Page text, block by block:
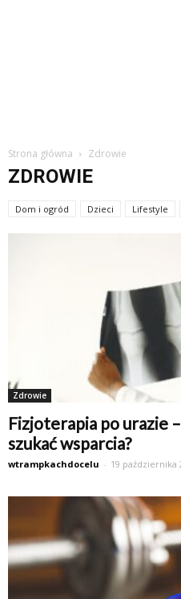
Strona główna Zdrowie
ZDROWIE
Dom i ogród Dzieci Lifestyle
Zdrowie
Fizjoterapia po urazie
szukać wsparcia?
wtrampkachdocelu - 19 października